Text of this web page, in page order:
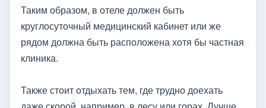
Таким образом, в отеле должен быть
круглосуточный медицинский кабинет или же
рядом должна быть расположена хотя бы частная
клиника.
Также стоит отдыхать тем, где трудно доехать